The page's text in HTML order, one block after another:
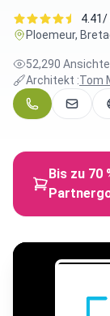
4.41/
Ploemeur,
52,290
Architekt :Tom
Bis zu 70